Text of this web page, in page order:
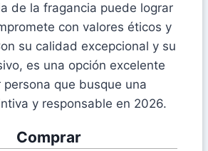
de la fragancia puede lograr
con valores éticos y
su calidad excepcional y su
es una opción excelente
persona que busque una
y responsable en 2026.
Comprar